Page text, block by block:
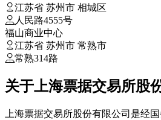
江苏省 苏州市 相城区
人民路4555号
福山商业中心
江苏省 苏州市 常熟市
常熟314路
关于上海票据交易所股
上海票据交易所股份有限公司是经